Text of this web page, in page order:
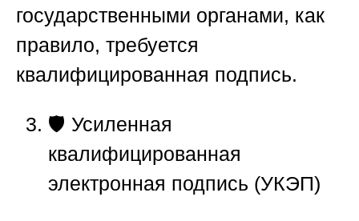
государственными органами, как
правило, требуется
квалифицированная подпись.
🛡 ️ Усиленная
квалифицированная
электронная подпись (УКЭП)